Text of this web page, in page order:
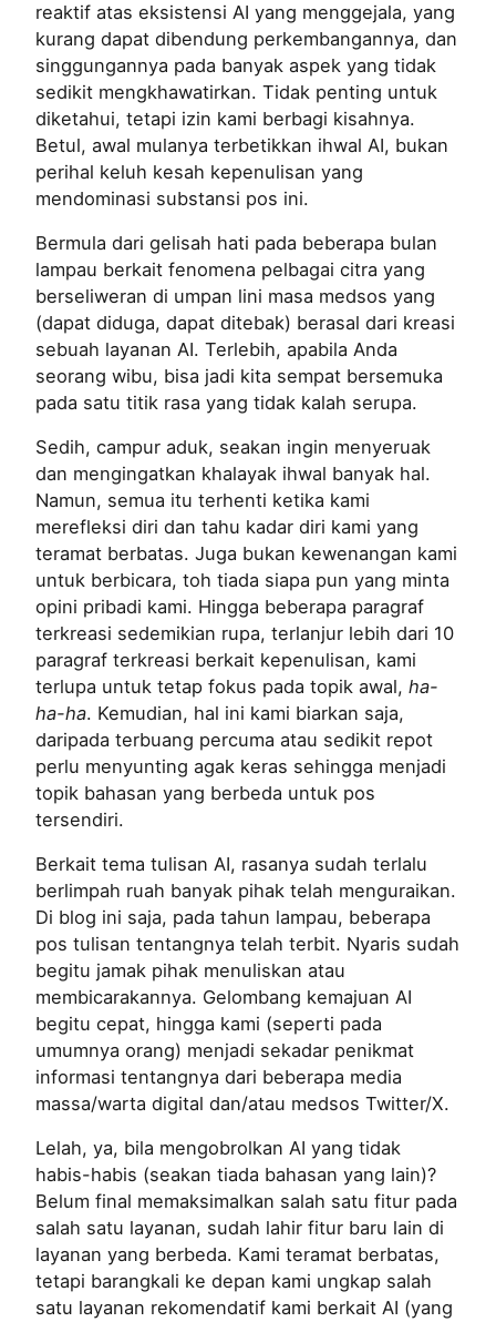
reaktif atas eksistensi AI yang menggejala, yang
kurang dapat dibendung perkembangannya, dan
singgungannya pada banyak aspek yang tidak
sedikit mengkhawatirkan. Tidak penting untuk
diketahui, tetapi izin kami berbagi kisahnya.
Betul, awal mulanya terbetikkan ihwal AI, bukan
perihal keluh kesah kepenulisan yang
mendominasi substansi pos ini.
Bermula dari gelisah hati pada beberapa bulan
lampau berkait fenomena pelbagai citra yang
berseliweran di umpan lini masa medsos yang
(dapat diduga, dapat ditebak) berasal dari kreasi
sebuah layanan AI. Terlebih, apabila Anda
seorang wibu, bisa jadi kita sempat bersemuka
pada satu titik rasa yang tidak kalah serupa.
Sedih, campur aduk, seakan ingin menyeruak
dan mengingatkan khalayak ihwal banyak hal.
Namun, semua itu terhenti ketika kami
merefleksi diri dan tahu kadar diri kami yang
teramat berbatas. Juga bukan kewenangan kami
untuk berbicara, toh tiada siapa pun yang minta
opini pribadi kami. Hingga beberapa paragraf
terkreasi sedemikian rupa, terlanjur lebih dari 10
paragraf terkreasi berkait kepenulisan, kami
terlupa untuk tetap fokus pada topik awal, ha-
ha-ha. Kemudian, hal ini kami biarkan saja,
daripada terbuang percuma atau sedikit repot
perlu menyunting agak keras sehingga menjadi
topik bahasan yang berbeda untuk pos
tersendiri.
Berkait tema tulisan AI, rasanya sudah terlalu
berlimpah ruah banyak pihak telah menguraikan.
Di blog ini saja, pada tahun lampau, beberapa
pos tulisan tentangnya telah terbit. Nyaris sudah
begitu jamak pihak menuliskan atau
membicarakannya. Gelombang kemajuan AI
begitu cepat, hingga kami (seperti pada
umumnya orang) menjadi sekadar penikmat
informasi tentangnya dari beberapa media
massa/warta digital dan/atau medsos Twitter/X.
Lelah, ya, bila mengobrolkan AI yang tidak
habis-habis (seakan tiada bahasan yang lain)?
Belum final memaksimalkan salah satu fitur pada
salah satu layanan, sudah lahir fitur baru lain di
layanan yang berbeda. Kami teramat berbatas,
tetapi barangkali ke depan kami ungkap salah
satu layanan rekomendatif kami berkait AI (yang